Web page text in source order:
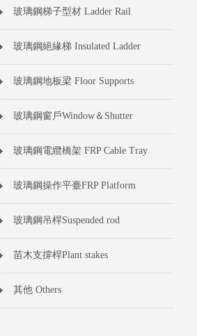
玻璃鋼梯子型材 Ladder Rail
玻璃鋼絕緣梯 Insulated Ladder
玻璃鋼地板梁 Floor Supports
玻璃鋼窗戶Window＆Shutter
玻璃鋼電纜橋架 FRP Cable Tray
玻璃鋼操作平臺FRP Platform
玻璃鋼吊桿Suspended rod
苗木支撐桿Plant stakes
其他 Others